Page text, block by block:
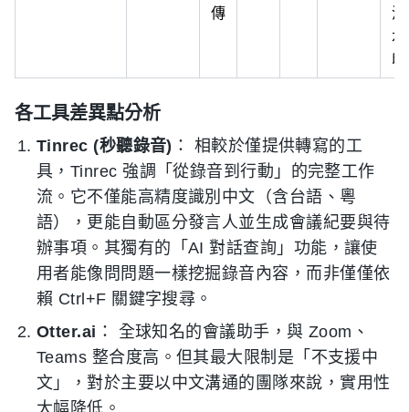
傳
浮
水
印
各工具差異點分析
Tinrec (秒聽錄音) ： 相較於僅提供轉寫的工
具，Tinrec 強調「從錄音到行動」的完整工作
流。它不僅能高精度識別中文（含台語、粵
語），更能自動區分發言人並生成會議紀要與待
辦事項。其獨有的「AI 對話查詢」功能，讓使
用者能像問問題一樣挖掘錄音內容，而非僅僅依
賴 Ctrl+F 關鍵字搜尋。
Otter.ai ： 全球知名的會議助手，與 Zoom、
Teams 整合度高。但其最大限制是「不支援中
文」，對於主要以中文溝通的團隊來說，實用性
大幅降低。